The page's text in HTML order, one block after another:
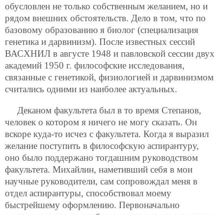
обусловлен не только собственным желанием, но и
рядом внешних обстоятельств. Дело в том, что по
базовому образованию я биолог (специализация
генетика и дарвинизм). После известных сессий
ВАСХНИЛ в августе 1948 и павловской сессии двух
академий 1950 г. философские исследования,
связанные с генетикой, физиологией и дарвинизмом
считались одними из наиболее актуальных.
Деканом факультета был в то время Степанов,
человек о котором я ничего не могу сказать. Он
вскоре куда-то исчез с факультета. Когда я выразил
желание поступить в философскую аспирантуру,
оно было поддержано тогдашним руководством
факультета. Михайлин, наметивший себя в мои
научные руководители, сам сопровождал меня в
отдел аспирантуры, способствовал моему
быстрейшему оформлению. Первоначально